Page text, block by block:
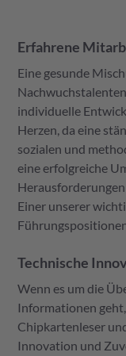
Erfahrene
Eine gesunde
individuelle
Herzen, da eine
sozialen und
eine erfolgreiche
Einer unserer
Technische
Wenn es um die
Informationen
Chipkartenleser
Innovation und